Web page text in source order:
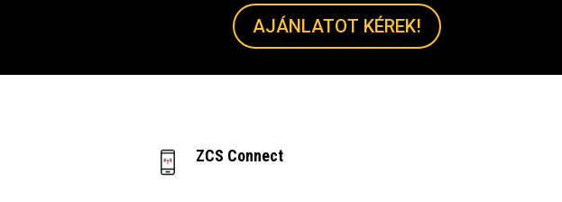
AJÁNLATOT KÉREK!
ZCS Connect